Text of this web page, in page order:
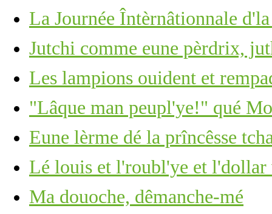
La Journée Întèrnâtionnale
Jutchi comme eune pèrdrix,
Les lampions ouident et
"Lâque man peupl'ye!" qué
Eune lèrme dé la prîncêsse
Lé louis et l'roubl'ye et l'dollar
Ma douoche, dêmanche-mé